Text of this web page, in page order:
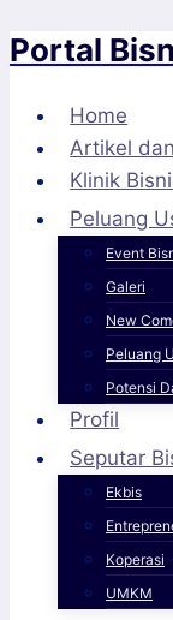
Skip
content
Portal
Home
Artikel
Klinik
Peluang
Event
Galeri
New
Peluang
Potensi
Profil
Seputar
Ekbis
Koperasi
UMKM